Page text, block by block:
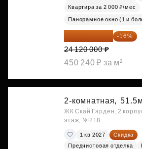
Квартира за 2 000 ₽/мес
Панорамное окно (1 и
20 260 800 ₽ -16%
24 120 000 ₽
450 240 ₽ за м²
2-комнатная,
ЖК Скай Гарден, 2
этаж, №218
1 кв 2027
Скидка
Предчистовая отделка